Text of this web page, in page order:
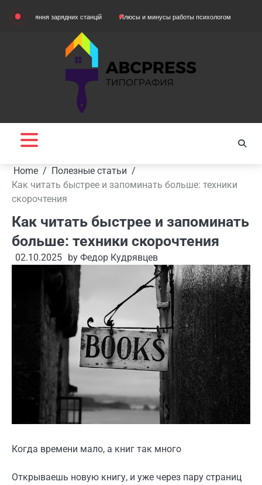
зарядних станцій Плюсы и минусы работы психологом Домашняя
Home
Полезные статьи
Как читать быстрее и запоминать больше: техники
скорочтения
Как читать быстрее и запоминать
больше: техники скорочтения
02.10.2025 by Федор Кудрявцев
Когда времени мало, а книг так много
Открываешь новую книгу, и уже через пару страниц